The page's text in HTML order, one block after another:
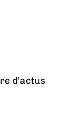
d’actus